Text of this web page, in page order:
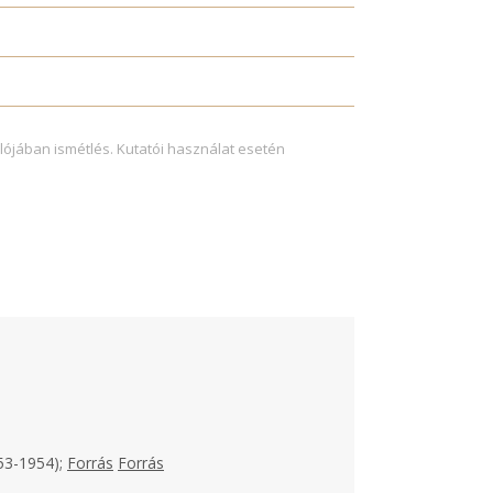
ismétlés. Kutatói használat esetén
1954); Forrás Forrás